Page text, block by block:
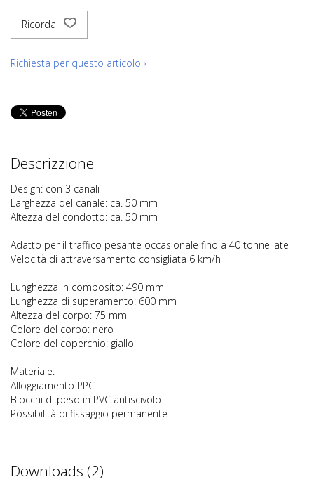
Ricorda
Richiesta per questo articolo ›
Descrizzione
Design: con 3 canali
Larghezza del canale: ca. 50 mm
Altezza del condotto: ca. 50 mm
Adatto per il traffico pesante occasionale fino a 40 tonnellate
Velocità di attraversamento consigliata 6 km/h
Lunghezza in composito: 490 mm
Lunghezza di superamento: 600 mm
Altezza del corpo: 75 mm
Colore del corpo: nero
Colore del coperchio: giallo
Materiale:
Alloggiamento PPC
Blocchi di peso in PVC antiscivolo
Possibilità di fissaggio permanente
Downloads (2)